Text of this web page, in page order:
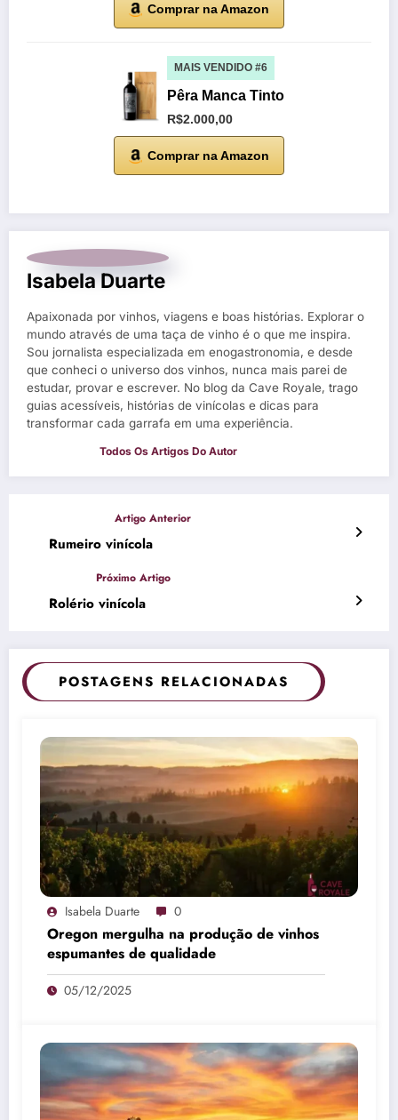
Comprar na Amazon
MAIS VENDIDO #6
Pêra Manca Tinto
R$2.000,00
Comprar na Amazon
Isabela Duarte
Apaixonada por vinhos, viagens e boas histórias. Explorar o
mundo através de uma taça de vinho é o que me inspira.
Sou jornalista especializada em enogastronomia, e desde
que conheci o universo dos vinhos, nunca mais parei de
estudar, provar e escrever. No blog da Cave Royale, trago
guias acessíveis, histórias de vinícolas e dicas para
transformar cada garrafa em uma experiência.
Rumeiro vinícola
Rolério vinícola
POSTAGENS RELACIONADAS
Isabela Duarte 0
Oregon mergulha na produção de vinhos
espumantes de qualidade
05/12/2025